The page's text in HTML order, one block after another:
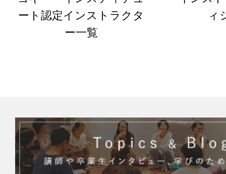
ート認定インストラクタ
ー一覧
ィ